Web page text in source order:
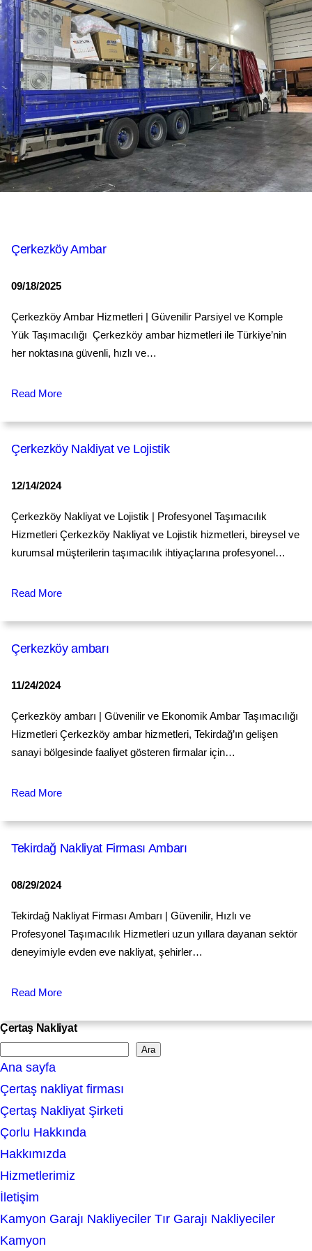
Çerkezköy Ambar
09/18/2025
Çerkezköy Ambar Hizmetleri | Güvenilir Parsiyel ve Komple
Yük Taşımacılığı Çerkezköy ambar hizmetleri ile Türkiye’nin
her noktasına güvenli, hızlı ve…
Read More
Çerkezköy Nakliyat ve Lojistik
12/14/2024
Çerkezköy Nakliyat ve Lojistik | Profesyonel Taşımacılık
Hizmetleri Çerkezköy Nakliyat ve Lojistik hizmetleri, bireysel ve
kurumsal müşterilerin taşımacılık ihtiyaçlarına profesyonel…
Read More
Çerkezköy ambarı
11/24/2024
Çerkezköy ambarı | Güvenilir ve Ekonomik Ambar Taşımacılığı
Hizmetleri Çerkezköy ambar hizmetleri, Tekirdağ’ın gelişen
sanayi bölgesinde faaliyet gösteren firmalar için…
Read More
Tekirdağ Nakliyat Firması Ambarı
08/29/2024
Tekirdağ Nakliyat Firması Ambarı | Güvenilir, Hızlı ve
Profesyonel Taşımacılık Hizmetleri uzun yıllara dayanan sektör
deneyimiyle evden eve nakliyat, şehirler…
Read More
Çertaş Nakliyat
e
a
r
c
h
Ara
Ana sayfa
Çertaş nakliyat firması
Çertaş Nakliyat Şirketi
Çorlu Hakkında
Hakkımızda
Hizmetlerimiz
İletişim
Kamyon Garajı Nakliyeciler Tır Garajı Nakliyeciler
Kamyon